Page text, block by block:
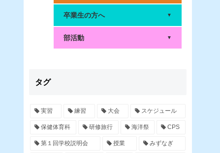
卒業生の方へ ▼
部活動 ▼
タグ
実習 練習 大会 スケジュール
保健体育科 研修旅行 海洋祭 CPS
第１回学校説明会 授業 みずなぎ